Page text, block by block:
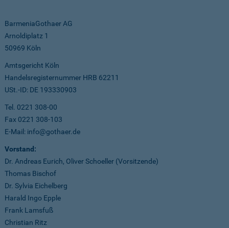
BarmeniaGothaer AG
Arnoldiplatz 1
50969 Köln
Amtsgericht Köln
Handelsregisternummer HRB 62211
USt.-ID: DE 193330903
Tel. 0221 308-00
Fax 0221 308-103
E-Mail: info@gothaer.de
Vorstand:
Dr. Andreas Eurich, Oliver Schoeller (Vorsitzende)
Thomas Bischof
Dr. Sylvia Eichelberg
Harald Ingo Epple
Frank Lamsfuß
Christian Ritz